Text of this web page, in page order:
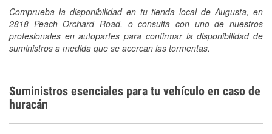
Comprueba la disponibilidad en tu tienda local de Augusta, en
2818 Peach Orchard Road, o consulta con uno de nuestros
profesionales en autopartes para confirmar la disponibilidad de
suministros a medida que se acercan las tormentas.
Suministros esenciales para tu vehículo en caso de
huracán